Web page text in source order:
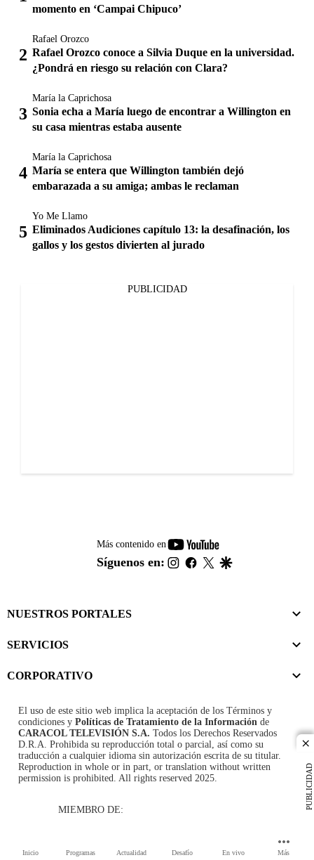
Inicio Programas Actualidad Desafío En vivo Más
PUBLICIDAD
momento en ‘Campai Chipuco’
Rafael Orozco
Rafael Orozco conoce a Silvia Duque en la universidad.
¿Pondrá en riesgo su relación con Clara?
María la Caprichosa
Sonia echa a María luego de encontrar a Willington en
su casa mientras estaba ausente
María la Caprichosa
María se entera que Willington también dejó
embarazada a su amiga; ambas le reclaman
Yo Me Llamo
Eliminados Audiciones capítulo 13: la desafinación, los
gallos y los gestos divierten al jurado
PUBLICIDAD
Más contenido en
youtube-
footer
Síguenos en: instagram
facebook
twitter
NUESTROS PORTALES
SERVICIOS
CORPORATIVO
El uso de este sitio web implica la aceptación de los Términos y
condiciones y Políticas de Tratamiento de la Información de
CARACOL TELEVISIÓN S.A. Todos los Derechos Reservados
D.R.A. Prohibida su reproducción total o parcial, así como su
traducción a cualquier idioma sin autorización escrita de su titular.
Reproduction in whole or in part, or translation without written
permission is prohibited. All rights reserved 2025.
MIEMBRO DE: